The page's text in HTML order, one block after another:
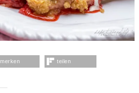
merken teilen